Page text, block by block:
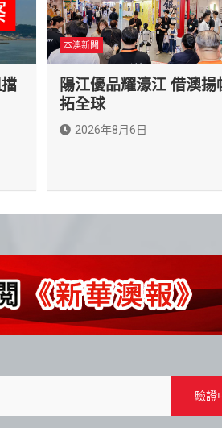
本澳新聞
陽江優品耀濠江 借澳揚
拓全球
2026年8月6日